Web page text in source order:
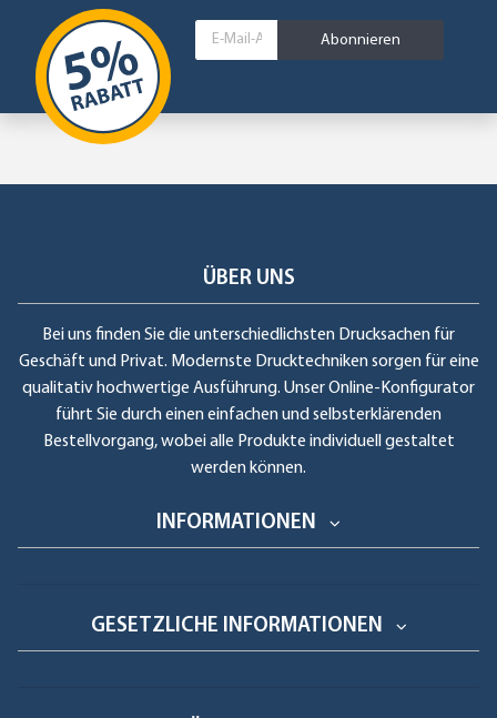
Abonnieren
ÜBER UNS
Bei uns finden Sie die unterschiedlichsten Drucksachen für
Geschäft und Privat. Modernste Drucktechniken sorgen für eine
qualitativ hochwertige Ausführung. Unser Online-Konfigurator
führt Sie durch einen einfachen und selbsterklärenden
Bestellvorgang, wobei alle Produkte individuell gestaltet
werden können.
INFORMATIONEN
GESETZLICHE INFORMATIONEN